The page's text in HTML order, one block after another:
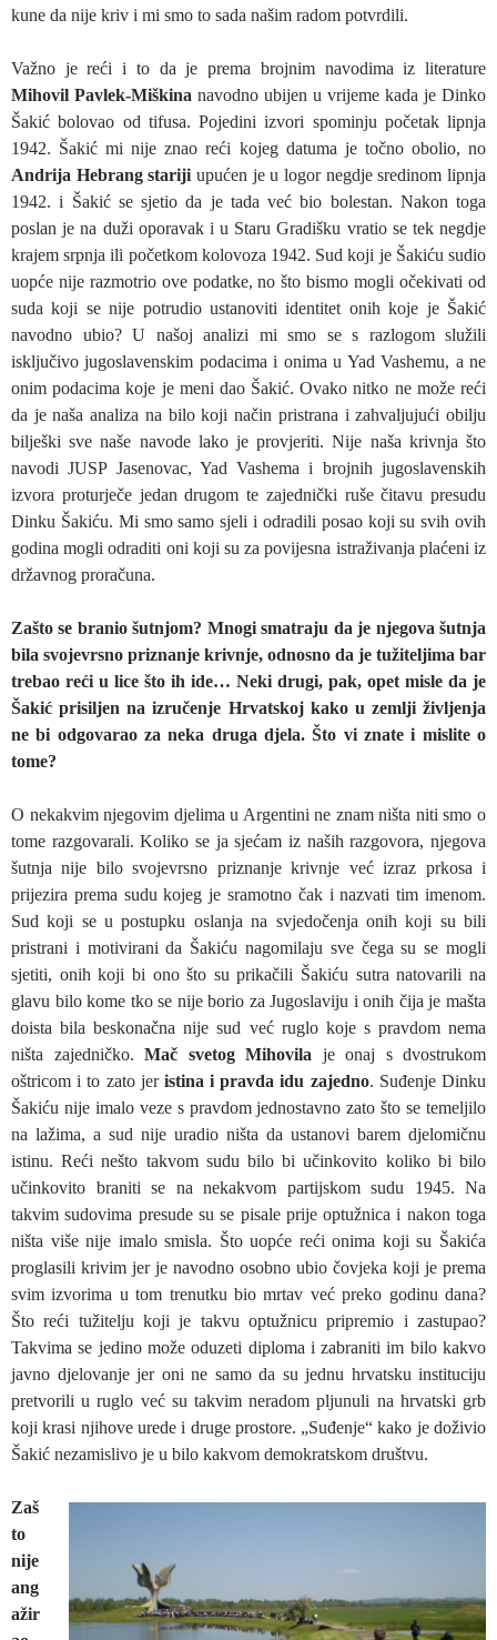
kune da nije kriv i mi smo to sada našim radom potvrdili.
Važno je reći i to da je prema brojnim navodima iz literature
Mihovil Pavlek-Miškina navodno ubijen u vrijeme kada je Dinko
Šakić bolovao od tifusa. Pojedini izvori spominju početak lipnja
1942. Šakić mi nije znao reći kojeg datuma je točno obolio, no
Andrija Hebrang stariji upućen je u logor negdje sredinom lipnja
1942. i Šakić se sjetio da je tada već bio bolestan. Nakon toga
poslan je na duži oporavak i u Staru Gradišku vratio se tek negdje
krajem srpnja ili početkom kolovoza 1942. Sud koji je Šakiću sudio
uopće nije razmotrio ove podatke, no što bismo mogli očekivati od
suda koji se nije potrudio ustanoviti identitet onih koje je Šakić
navodno ubio? U našoj analizi mi smo se s razlogom služili
isključivo jugoslavenskim podacima i onima u Yad Vashemu, a ne
onim podacima koje je meni dao Šakić. Ovako nitko ne može reći
da je naša analiza na bilo koji način pristrana i zahvaljujući obilju
bilješki sve naše navode lako je provjeriti. Nije naša krivnja što
navodi JUSP Jasenovac, Yad Vashema i brojnih jugoslavenskih
izvora proturječe jedan drugom te zajednički ruše čitavu presudu
Dinku Šakiću. Mi smo samo sjeli i odradili posao koji su svih ovih
godina mogli odraditi oni koji su za povijesna istraživanja plaćeni iz
državnog proračuna.
Zašto se branio šutnjom? Mnogi smatraju da je njegova šutnja
bila svojevrsno priznanje krivnje, odnosno da je tužiteljima bar
trebao reći u lice što ih ide… Neki drugi, pak, opet misle da je
Šakić prisiljen na izručenje Hrvatskoj kako u zemlji življenja
ne bi odgovarao za neka druga djela. Što vi znate i mislite o
tome?
O nekakvim njegovim djelima u Argentini ne znam ništa niti smo o
tome razgovarali. Koliko se ja sjećam iz naših razgovora, njegova
šutnja nije bilo svojevrsno priznanje krivnje već izraz prkosa i
prijezira prema sudu kojeg je sramotno čak i nazvati tim imenom.
Sud koji se u postupku oslanja na svjedočenja onih koji su bili
pristrani i motivirani da Šakiću nagomilaju sve čega su se mogli
sjetiti, onih koji bi ono što su prikačili Šakiću sutra natovarili na
glavu bilo kome tko se nije borio za Jugoslaviju i onih čija je mašta
doista bila beskonačna nije sud već ruglo koje s pravdom nema
ništa zajedničko. Mač svetog Mihovila je onaj s dvostrukom
oštricom i to zato jeristina i pravda idu zajedno. Suđenje Dinku
Šakiću nije imalo veze s pravdom jednostavno zato što se temeljilo
na lažima, a sud nije uradio ništa da ustanovi barem djelomičnu
istinu. Reći nešto takvom sudu bilo bi učinkovito koliko bi bilo
učinkovito braniti se na nekakvom partijskom sudu 1945. Na
takvim sudovima presude su se pisale prije optužnica i nakon toga
ništa više nije imalo smisla. Što uopće reći onima koji su Šakića
proglasili krivim jer je navodno osobno ubio čovjeka koji je prema
svim izvorima u tom trenutku bio mrtav već preko godinu dana?
Što reći tužitelju koji je takvu optužnicu pripremio i zastupao?
Takvima se jedino može oduzeti diploma i zabraniti im bilo kakvo
javno djelovanje jer oni ne samo da su jednu hrvatsku instituciju
pretvorili u ruglo već su takvim neradom pljunuli na hrvatski grb
koji krasi njihove urede i druge prostore. „Suđenje“ kako je doživio
Šakić nezamislivo je u bilo kakvom demokratskom društvu.
Zaš
to
nije
ang
ažir